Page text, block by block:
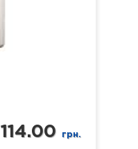
114.00 грн.